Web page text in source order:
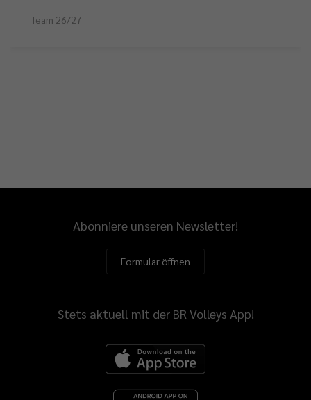
Team 26/27
Abonniere unseren Newsletter!
Formular öffnen
Stets aktuell mit der BR Volleys App!